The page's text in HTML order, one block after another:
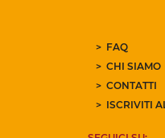
FAQ
CHI SIAMO
CONTATTI
ISCRIVITI